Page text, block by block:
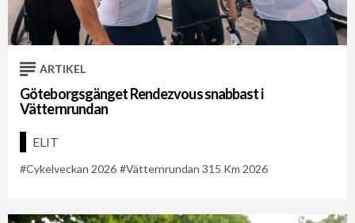
ARTIKEL
Göteborgsgänget Rendezvous snabbast i
Vätternrundan
ELIT
Cykelveckan 2026 Vätternrundan 315 Km 2026